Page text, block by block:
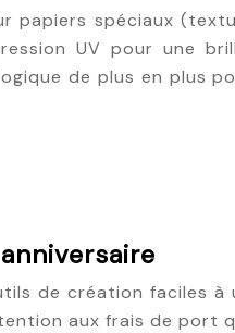
papiers spéciaux
UV pour une
de plus en plus
de création faciles
aux frais de